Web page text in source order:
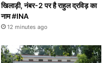
खिलाड़ी, नंबर-2 पर है राहुल द्रविड़ का
नाम #INA
12 minutes ago